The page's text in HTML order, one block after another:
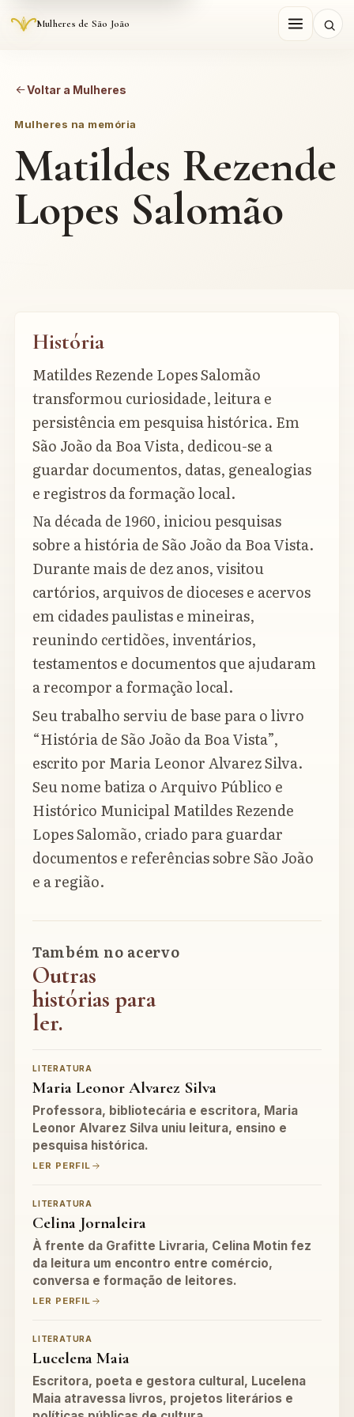
Mulheres de São João
Voltar a Mulheres
Mulheres na memória
Matildes Rezende
Lopes Salomão
História
Matildes Rezende Lopes Salomão
transformou curiosidade, leitura e
persistência em pesquisa histórica. Em
São João da Boa Vista, dedicou-se a
guardar documentos, datas, genealogias
e registros da formação local.
Na década de 1960, iniciou pesquisas
sobre a história de São João da Boa Vista.
Durante mais de dez anos, visitou
cartórios, arquivos de dioceses e acervos
em cidades paulistas e mineiras,
reunindo certidões, inventários,
testamentos e documentos que ajudaram
a recompor a formação local.
Seu trabalho serviu de base para o livro
“História de São João da Boa Vista”,
escrito por Maria Leonor Alvarez Silva.
Seu nome batiza o Arquivo Público e
Histórico Municipal Matildes Rezende
Lopes Salomão, criado para guardar
documentos e referências sobre São João
e a região.
Também no acervo
Outras
histórias para
ler.
LITERATURA
Maria Leonor Alvarez Silva
Professora, bibliotecária e escritora, Maria
Leonor Alvarez Silva uniu leitura, ensino e
pesquisa histórica.
LER PERFIL
LITERATURA
Celina Jornaleira
À frente da Grafitte Livraria, Celina Motin fez
da leitura um encontro entre comércio,
conversa e formação de leitores.
LER PERFIL
LITERATURA
Lucelena Maia
Escritora, poeta e gestora cultural, Lucelena
Maia atravessa livros, projetos literários e